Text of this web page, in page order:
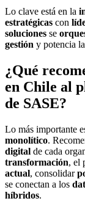
Lo clave está en la
estratégicas con
soluciones se
gestión y potencia la
¿Qué
en Chile al
de SASE?
Lo más importante
monolítico.
digital de cada
transformación, el
actual, consolidar
se conectan a los
híbridos.